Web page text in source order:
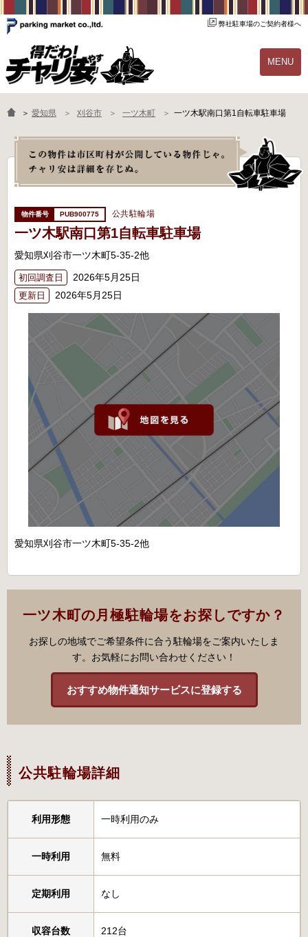
弊社駐車場のご契約者様へ
MENU
物件一覧 ご契約の流れ
よくあるご質問 駐輪場オーナー様へ
＞ 愛知県 刈谷市 一ツ木町 一ツ木駅南口第1自転車駐車場
PUB900775 公共駐輪場
一ツ木駅南口第1自転車駐車場
愛知県刈谷市一ツ木町5-35-2他
初回調査日 2026年5月25日
更新日 2026年5月25日
愛知県刈谷市一ツ木町5-35-2他
一ツ木町の月極駐輪場をお探しですか？
お探しの地域でご希望条件に合う駐輪場をご案内いたしま
す。お気軽にお問い合わせください！
おすすめ物件通知サービスに登録する
公共駐輪場詳細
利用形態 一時利用のみ
一時利用 無料
定期利用 なし
収容台数 212台